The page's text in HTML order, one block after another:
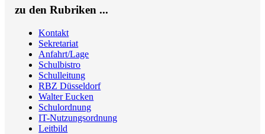
zu den Rubriken ...
Kontakt
Sekretariat
Anfahrt/Lage
Schulbistro
Schulleitung
RBZ Düsseldorf
Walter Eucken
Schulordnung
IT-Nutzungsordnung
Leitbild